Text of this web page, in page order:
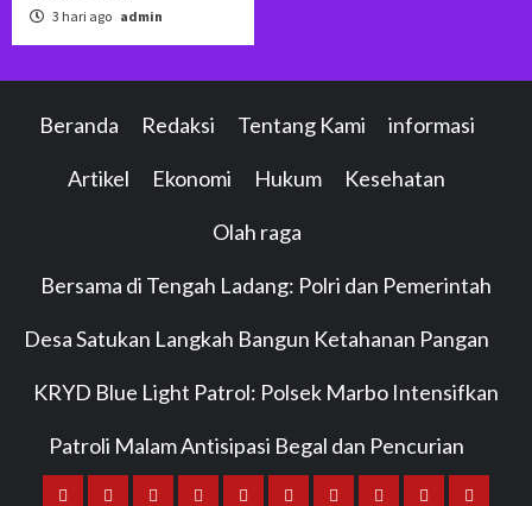
3 hari ago admin
Beranda Redaksi Tentang Kami informasi
Artikel Ekonomi Hukum Kesehatan
Olah raga
Bersama di Tengah Ladang: Polri dan Pemerintah
Desa Satukan Langkah Bangun Ketahanan Pangan
KRYD Blue Light Patrol: Polsek Marbo Intensifkan
Patroli Malam Antisipasi Begal dan Pencurian